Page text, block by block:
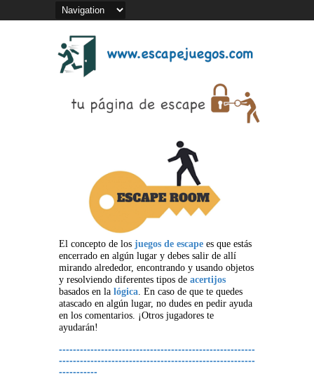
El concepto de los juegos de escape es que estás
encerrado en algún lugar y debes salir de allí
mirando alrededor, encontrando y usando objetos
y resolviendo diferentes tipos de acertijos
basados en la lógica. En caso de que te quedes
atascado en algún lugar, no dudes en pedir ayuda
en los comentarios. ¡Otros jugadores te
ayudarán!
--------------------------------------------------------
--------------------------------------------------------
-----------